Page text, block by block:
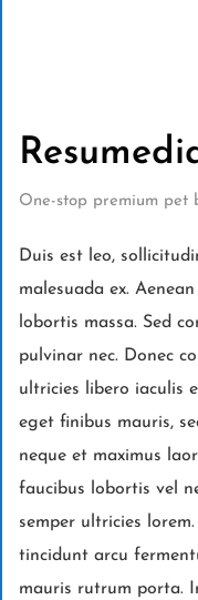
One-stop premium pet
Duis est leo,
malesuada ex.
lobortis massa. Sed
pulvinar nec. Donec
ultricies libero iaculis
eget finibus mauris,
neque et maximus
faucibus lobortis vel
semper ultricies
tincidunt arcu
mauris rutrum porta.